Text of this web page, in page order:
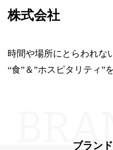
株式会社
時間や場所にとらわれな
“食”＆”ホスピタリティ”
ブラン